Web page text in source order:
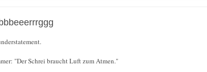
"Der Schrei braucht Luft zum Atmen."